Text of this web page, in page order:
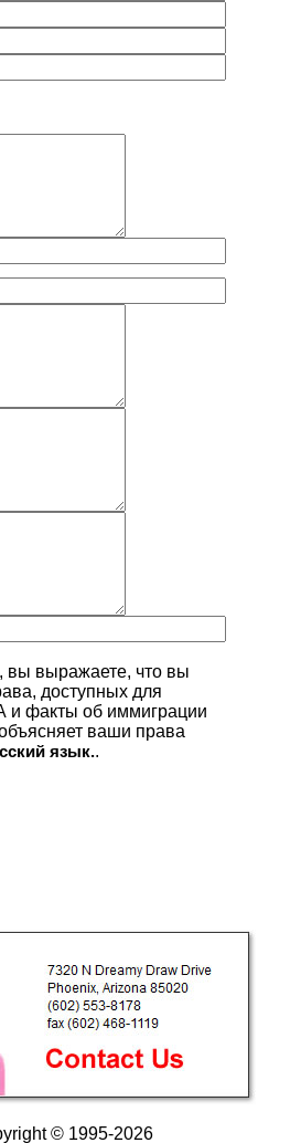
вы выражаете, что вы
доступных для
и факты об иммиграции
ваши права
язык..
© 1995-2026